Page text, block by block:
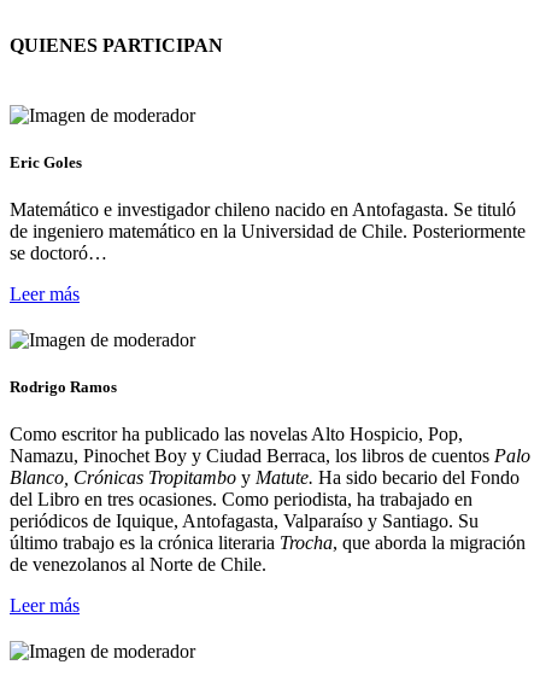
QUIENES PARTICIPAN
Eric Goles
Matemático e investigador chileno nacido en Antofagasta. Se tituló
de ingeniero matemático en la Universidad de Chile. Posteriormente
se doctoró…
Leer más
Rodrigo Ramos
Como escritor ha publicado las novelas Alto Hospicio, Pop,
Namazu, Pinochet Boy y Ciudad Berraca, los libros de cuentos Palo
Blanco, Crónicas Tropitambo y Matute. Ha sido becario del Fondo
del Libro en tres ocasiones. Como periodista, ha trabajado en
periódicos de Iquique, Antofagasta, Valparaíso y Santiago. Su
último trabajo es la crónica literaria Trocha, que aborda la migración
de venezolanos al Norte de Chile.
Leer más